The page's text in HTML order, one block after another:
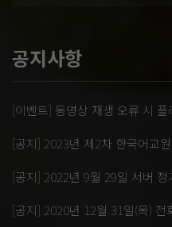
공지사항
[공지] 2023년 제2차 한국어교
[공지] 2022년 9월 29일 서버 정
[공지] 2020년 12월 31일(목) 전